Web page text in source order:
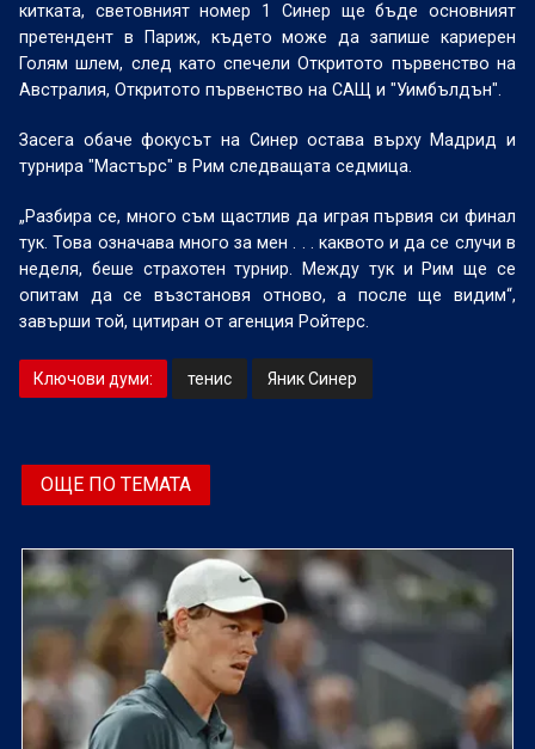
китката, световният номер 1 Синер ще бъде основният
претендент в Париж, където може да запише кариерен
Голям шлем, след като спечели Откритото първенство на
Австралия, Откритото първенство на САЩ и "Уимбълдън".
Засега обаче фокусът на Синер остава върху Мадрид и
турнира "Мастърс" в Рим следващата седмица.
„Разбира се, много съм щастлив да играя първия си финал
тук. Това означава много за мен . . . каквото и да се случи в
неделя, беше страхотен турнир. Между тук и Рим ще се
опитам да се възстановя отново, а после ще видим“,
завърши той, цитиран от агенция Ройтерс.
Ключови думи: тенис Яник Синер
ОЩЕ ПО ТЕМАТА